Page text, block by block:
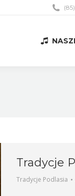
Tradycje
Tradycje Podlasia